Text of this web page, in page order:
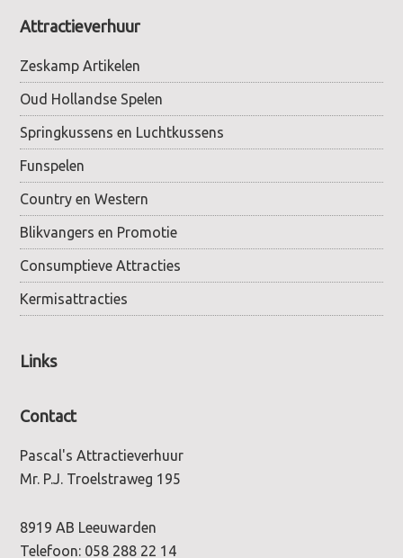
Attractieverhuur
Zeskamp Artikelen
Oud Hollandse Spelen
Springkussens en Luchtkussens
Funspelen
Country en Western
Blikvangers en Promotie
Consumptieve Attracties
Kermisattracties
Links
Contact
Pascal's Attractieverhuur
Mr. P.J. Troelstraweg 195
8919 AB Leeuwarden
Telefoon: 058 288 22 14